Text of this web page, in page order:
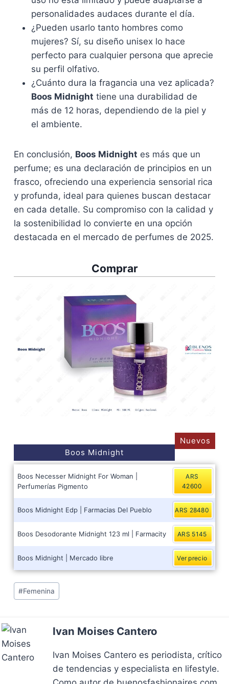
personalidades audaces durante el día.
¿Pueden usarlo tanto hombres como
mujeres? Sí, su diseño unisex lo hace
perfecto para cualquier persona que aprecie
su perfil olfativo.
¿Cuánto dura la fragancia una vez aplicada?
Boos Midnight tiene una durabilidad de
más de 12 horas, dependiendo de la piel y
el ambiente.
En conclusión, Boos Midnight es más que un
perfume; es una declaración de principios en un
frasco, ofreciendo una experiencia sensorial rica
y profunda, ideal para quienes buscan destacar
en cada detalle. Su compromiso con la calidad y
la sostenibilidad lo convierte en una opción
destacada en el mercado de perfumes de 2025.
Comprar
Boos Midnight
Nuevos
Boos Necesser Midnight For Woman |
Perfumerías Pigmento
ARS
42600
Boos Midnight Edp | Farmacias Del Pueblo ARS 28480
Boos Desodorante Midnight 123 ml | Farmacity ARS 5145
Boos Midnight | Mercado libre Ver precio
Post
Tags:
#Femenina
Ivan Moises Cantero
Ivan Moises Cantero es periodista, crítico
de tendencias y especialista en lifestyle.